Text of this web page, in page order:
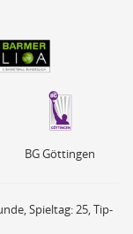
BG Göttingen
BG Göttingen
Spieltag: 25, Tip-